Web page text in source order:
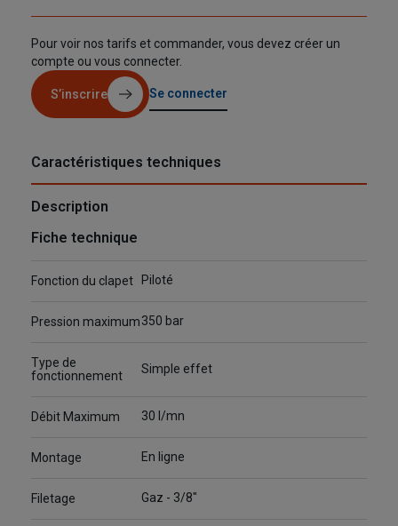
Pour voir nos tarifs et commander, vous devez créer un
compte ou vous connecter.
S’inscrire Se connecter
Caractéristiques techniques
Description
Fiche technique
Fonction du clapet Piloté
Pression maximum350 bar
Type de
fonctionnement
Simple effet
Débit Maximum 30 l/mn
Montage En ligne
Filetage Gaz - 3/8"